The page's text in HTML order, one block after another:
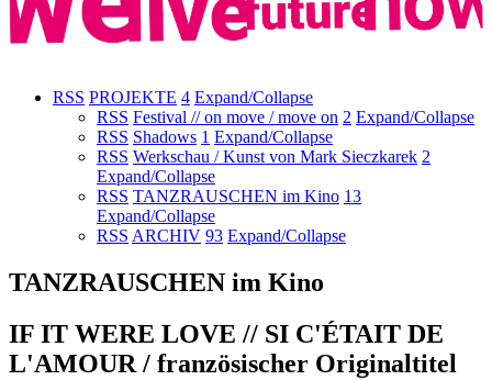
RSS PROJEKTE 4 Expand/Collapse
RSS Festival // on move / move on 2 Expand/Collapse
RSS Shadows 1 Expand/Collapse
RSS Werkschau / Kunst von Mark Sieczkarek 2
Expand/Collapse
RSS TANZRAUSCHEN im Kino 13
Expand/Collapse
RSS ARCHIV 93 Expand/Collapse
TANZRAUSCHEN im Kino
IF IT WERE LOVE // SI C'ÉTAIT DE
L'AMOUR / französischer Originaltitel